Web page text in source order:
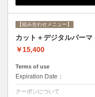
【組み合わせメニュー】
カット＋デジタルパーマ
￥15,400
Terms of use
Expiration Date：
クーポンについて